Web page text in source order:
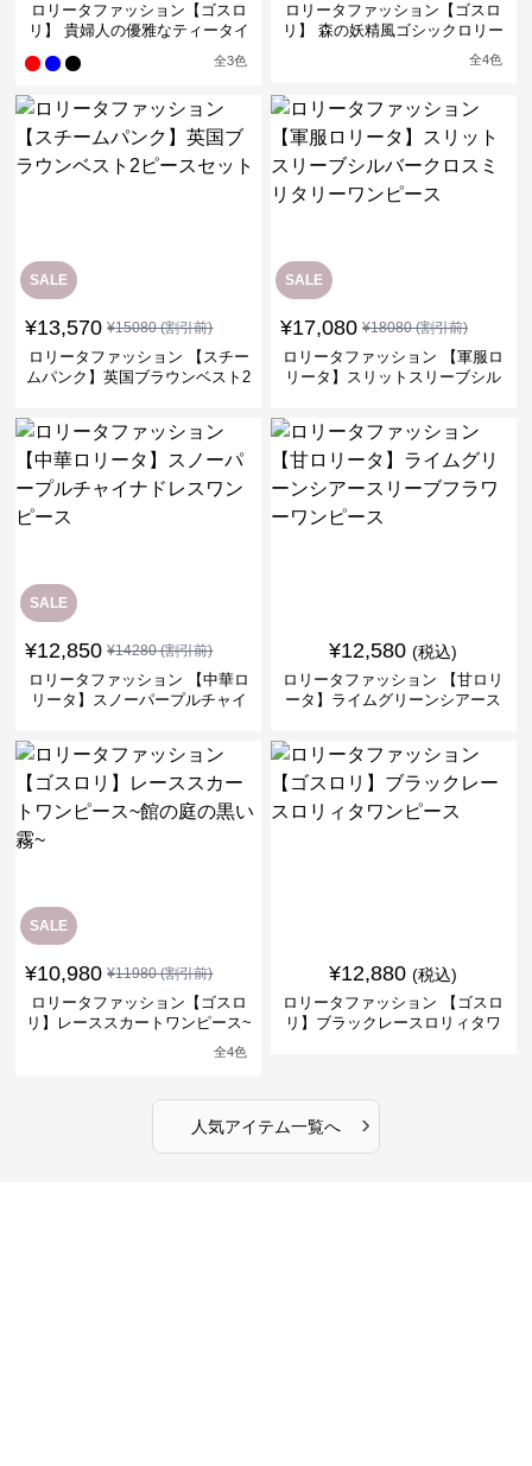
ロリータファッション【ゴスロ
リ】 貴婦人の優雅なティータイ
全3色
ロリータファッション【ゴスロ
リ】 森の妖精風ゴシックロリー
全4色
SALE
¥13,570 ¥15080(割引前)
ロリータファッション 【スチー
ムパンク】英国ブラウンベスト2
SALE
¥17,080 ¥18080(割引前)
ロリータファッション 【軍服ロ
リータ】スリットスリーブシル
SALE
¥12,850 ¥14280(割引前)
ロリータファッション 【中華ロ
リータ】スノーパープルチャイ
¥12,580 (税込)
ロリータファッション 【甘ロリ
ータ】ライムグリーンシアース
SALE
¥10,980 ¥11980(割引前)
ロリータファッション【ゴスロ
リ】レーススカートワンピース~
全4色
¥12,880 (税込)
ロリータファッション 【ゴスロ
リ】ブラックレースロリィタワ
人気アイテム一覧へ ›